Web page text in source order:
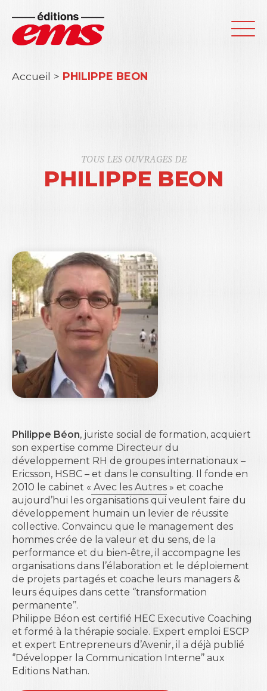
Accueil > PHILIPPE BEON
TOUS LES OUVRAGES DE
PHILIPPE BEON
Philippe Béon, juriste social de formation, acquiert
son expertise comme Directeur du
développement RH de groupes internationaux –
Ericsson, HSBC – et dans le consulting. Il fonde en
2010 le cabinet « Avec les Autres » et coache
aujourd’hui les organisations qui veulent faire du
développement humain un levier de réussite
collective. Convaincu que le management des
hommes crée de la valeur et du sens, de la
performance et du bien-être, il accompagne les
organisations dans l’élaboration et le déploiement
de projets partagés et coache leurs managers &
leurs équipes dans cette ‘’transformation
permanente’’.
Philippe Béon est certifié HEC Executive Coaching
et formé à la thérapie sociale. Expert emploi ESCP
et expert Entrepreneurs d’Avenir, il a déjà publié
‘’Développer la Communication Interne’’ aux
Editions Nathan.